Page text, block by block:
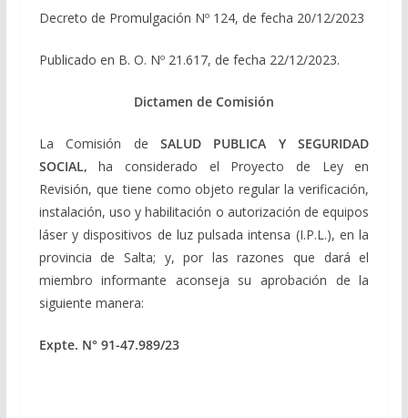
Decreto de Promulgación Nº 124, de fecha 20/12/2023
Publicado en B. O. Nº 21.617, de fecha 22/12/2023.
Dictamen de Comisión
La Comisión de SALUD PUBLICA Y SEGURIDAD
SOCIAL, ha considerado el Proyecto de Ley en
Revisión, que tiene como objeto regular la verificación,
instalación, uso y habilitación o autorización de equipos
láser y dispositivos de luz pulsada intensa (I.P.L.), en la
provincia de Salta; y, por las razones que dará el
miembro informante aconseja su aprobación de la
siguiente manera:
Expte. N° 91-47.989/23